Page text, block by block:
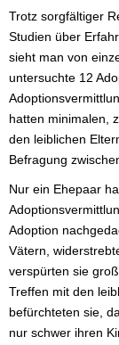
Trotz sorgfältiger
Studien über
sieht man von
untersuchte 12
hatten minimalen,
den leiblichen
Befragung
Nur ein Ehepaar
Adoption
Vätern,
verspürten sie
Treffen mit den
befürchteten sie,
nur schwer ihren